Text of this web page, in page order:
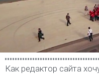
Как редактор сайта